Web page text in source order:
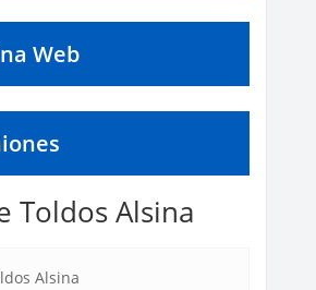
Web
Toldos Alsina
Alsina